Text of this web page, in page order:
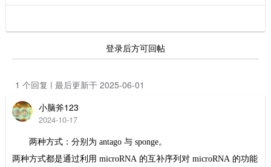
登录后方可回帖
1 个回复 | 最后更新于 2025-06-01
小脑斧123
2024-10-17
两种方式：分别为 antago 与 sponge。
两种方式都是通过利用 microRNA 的互补序列对 microRNA 的功能